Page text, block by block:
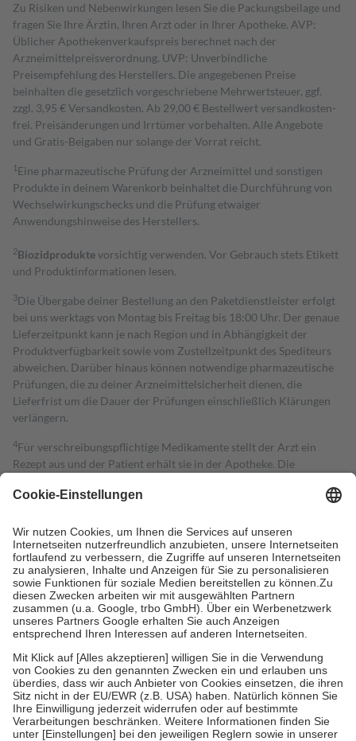
Zu Risiken und Nebenwirkungen lesen Sie die Packungsbeilage und
fragen Sie Ihre Ärztin, Ihren Arzt oder in Ihrer Apotheke. AVP:
Üblicher Apothekenverkaufspreis berechnet nach der
Arzneimittelpreisverordnung. UVP: Unverbindliche
Preisempfehlung des Herstellers. Die angegebenen Preise
beinhalten die gesetzlich vorgeschriebene Mehrwertsteuer, ggf.
zzgl. 3,95 € Versandkosten. Ab 29,00 € Bestell­wert versand­kosten­
frei. Preisänderungen und Irrtümer vorbehalten. Alle Angebote
und Gratis-Beigaben nur solange der Vorrat reicht.
1 Eine pharmazeutische Prüfung der Arzneimittel und sonstigen
Produkte in deinem Warenkorb beinhaltet die Durchführung von
Wechselwirkungschecks und die Prüfung etwaiger
Anwendungshinweise des Herstellers.
2Biozidproduktevorsichtig verwenden. Vor Gebrauch stets Etikett
und Produktinformationen lesen.
3Die Übergabe deiner Bestellung an den Paketdienstleister erfolgt
bei uns werktags von Montag bis Freitag bis 18:00 Uhr. Der genaue
Lieferzeitpunkt kann je nach Region und in Abhängigkeit der
Produktverfügbarkeit sowie vom Zustellzeitpunkt des Spediteurs
abweichen. Darüber hinaus können notwendige pharmazeutische
Prüfungen, die zu deiner Arzneimittelsicherheit dienen, die
Lieferfrist um die Dauer der Prüfungen einschließlich Klärungen
verlängern.
4Für verschreibungspflichtige Medikamente stellt der Arzt ein
Rezept aus und der Patient erhält sie in der Apotheke. Die
Kosten dafür, der Versicherte trägt einen Teil davon als Zuzahlung
Grundsätzlich leisten Mitglieder Zuzahlungen in Höhe von zehn
Prozent des Abgabepreises,mindestensjedochfünf Euround
höchstens zehn Euro.Es sind jedoch nie mehr als die tatsächlichen
Kosten der Leistung zu entrichten.
Diese Regeln gelten grundsätzlich auch für Online-Apotheken.
Bei Heilmitteln und häuslicher Krankenpflege beträgt die
Zuzahlung zehn Prozent der Kosten sowie zehn Euro je
Um das Engagement der Versicherten für ihre eigene Gesundheit zu
stärken und die besondere Stellung der Familie zu unterstützen,
fallenkeine Zuzahlungen an bei:
• Kindern und Jugendlichen bis zum vollendeten 18. Lebensjahr
mit Ausnahme der Fahrkosten